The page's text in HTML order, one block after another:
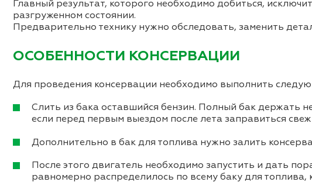
Главный результат, которого необходимо добиться,
разгруженном состоянии.
Предварительно технику нужно обследовать, заменить
ОСОБЕННОСТИ КОНСЕРВАЦИИ
Для проведения консервации необходимо выполнить
Слить из бака оставшийся бензин. Полный бак держать
если перед первым выездом после лета заправиться
Дополнительно в бак для топлива нужно залить
После этого двигатель необходимо запустить и дать
равномерно распределилось по всему баку для топлива,